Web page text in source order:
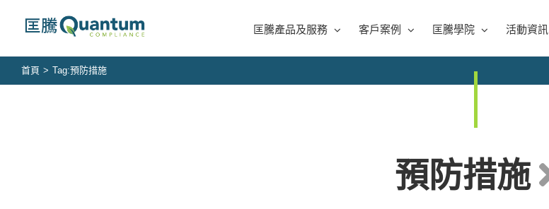
匡騰產品及服務 客戶案例 匡騰學院 活動資訊
首頁 > Tag:預防措施
預防措施